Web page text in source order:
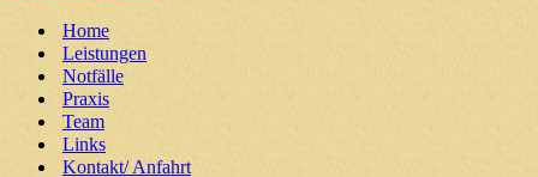
Home
Leistungen
Notfälle
Praxis
Team
Links
Kontakt/ Anfahrt